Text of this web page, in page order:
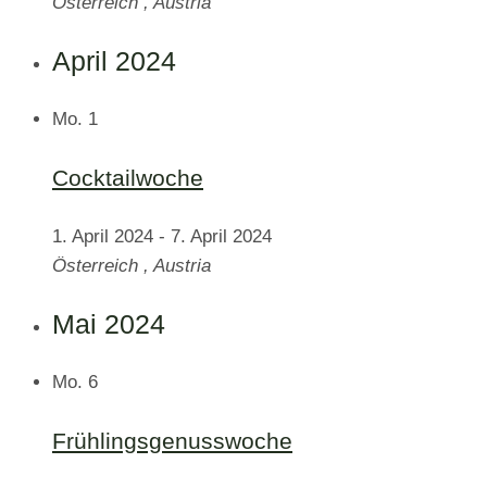
April 2024
Mo. 1
Cocktailwoche
1. April 2024 - 7. April 2024
Österreich , Austria
Mai 2024
Mo. 6
Frühlingsgenusswoche